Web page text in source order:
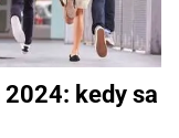
kedy sa